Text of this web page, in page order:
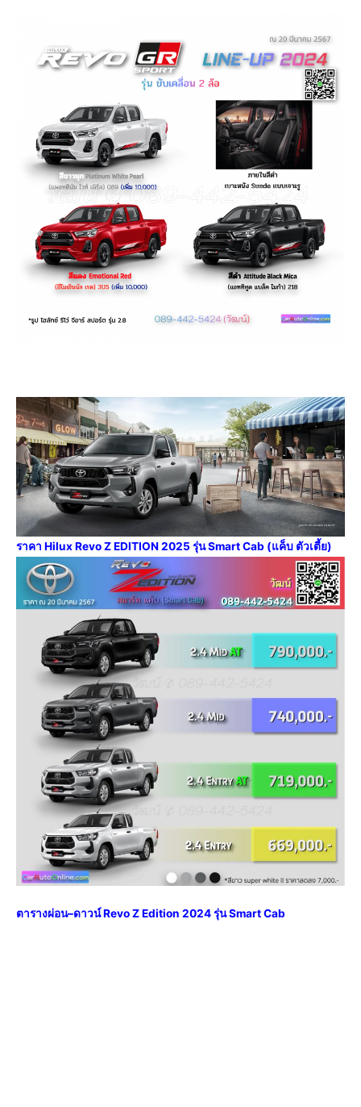
ราคา Hilux Revo Z EDITION 2025 รุ่น Smart Cab (แค็บ ตัวเตี้ย)
ตารางผ่อน–ดาวน์ Revo Z Edition 2024 รุ่น Smart Cab